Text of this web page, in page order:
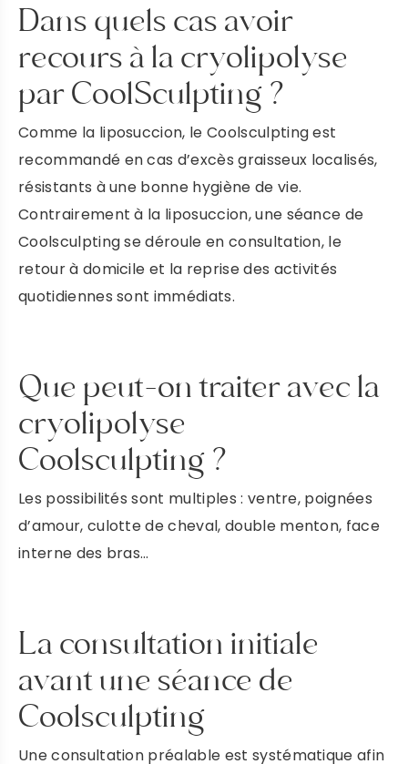
Dans quels cas avoir
recours à la cryolipolyse
par CoolSculpting ?
Comme la liposuccion, le Coolsculpting est
recommandé en cas d’excès graisseux localisés,
résistants à une bonne hygiène de vie.
Contrairement à la liposuccion, une séance de
Coolsculpting se déroule en consultation, le
retour à domicile et la reprise des activités
quotidiennes sont immédiats.
Que peut-on traiter avec la
cryolipolyse
Coolsculpting ?
Les possibilités sont multiples : ventre, poignées
d’amour, culotte de cheval, double menton, face
interne des bras…
La consultation initiale
avant une séance de
Coolsculpting
Une consultation préalable est systématique afin